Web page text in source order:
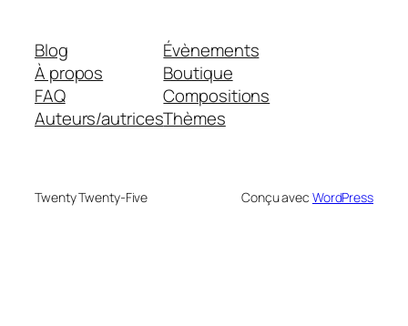
Blog
À propos
FAQ
Auteurs/autrices
Évènements
Boutique
Compositions
Thèmes
Twenty Twenty-Five Conçu avec WordPress